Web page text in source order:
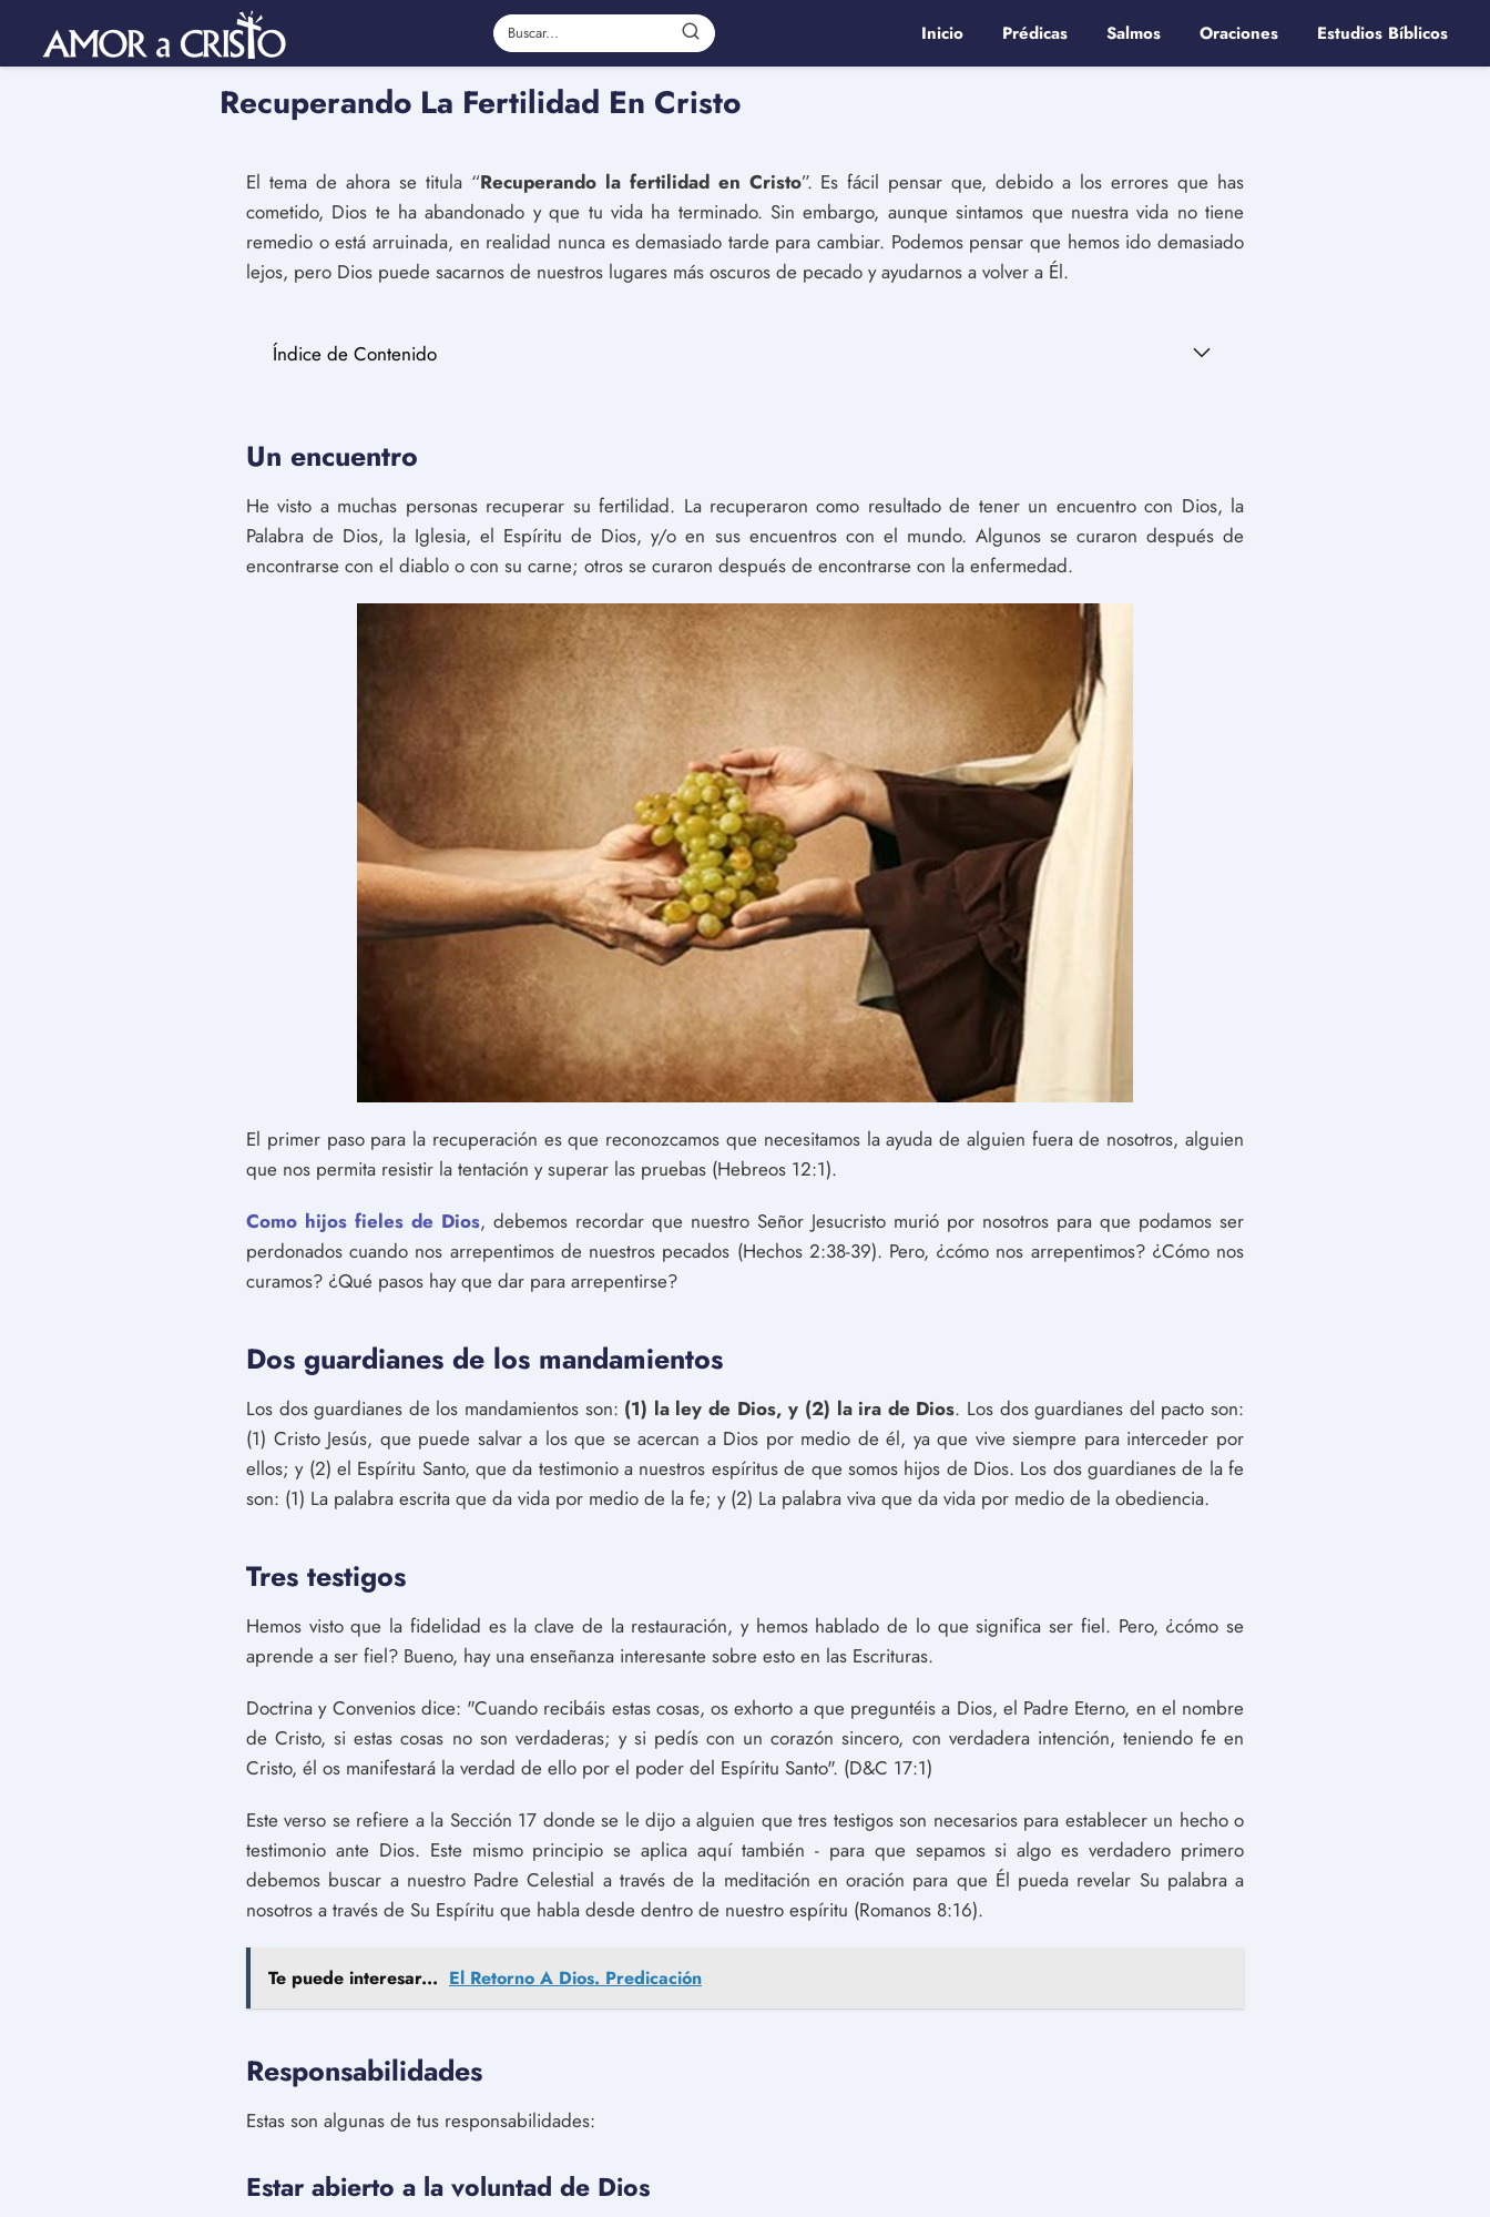
Inicio Prédicas Salmos Oraciones Estudios Bíblicos
Recuperando La Fertilidad En Cristo
El tema de ahora se titula “Recuperando la fertilidad en Cristo”. Es fácil pensar que, debido a los errores que has
cometido, Dios te ha abandonado y que tu vida ha terminado. Sin embargo, aunque sintamos que nuestra vida no tiene
remedio o está arruinada, en realidad nunca es demasiado tarde para cambiar. Podemos pensar que hemos ido demasiado
lejos, pero Dios puede sacarnos de nuestros lugares más oscuros de pecado y ayudarnos a volver a Él.
Índice de Contenido
Un encuentro
He visto a muchas personas recuperar su fertilidad. La recuperaron como resultado de tener un encuentro con Dios, la
Palabra de Dios, la Iglesia, el Espíritu de Dios, y/o en sus encuentros con el mundo. Algunos se curaron después de
encontrarse con el diablo o con su carne; otros se curaron después de encontrarse con la enfermedad.
El primer paso para la recuperación es que reconozcamos que necesitamos la ayuda de alguien fuera de nosotros, alguien
que nos permita resistir la tentación y superar las pruebas (Hebreos 12:1).
Como hijos fieles de Dios, debemos recordar que nuestro Señor Jesucristo murió por nosotros para que podamos ser
perdonados cuando nos arrepentimos de nuestros pecados (Hechos 2:38-39). Pero, ¿cómo nos arrepentimos? ¿Cómo nos
curamos? ¿Qué pasos hay que dar para arrepentirse?
Dos guardianes de los mandamientos
Los dos guardianes de los mandamientos son: (1) la ley de Dios, y (2) la ira de Dios. Los dos guardianes del pacto son:
(1) Cristo Jesús, que puede salvar a los que se acercan a Dios por medio de él, ya que vive siempre para interceder por
ellos; y (2) el Espíritu Santo, que da testimonio a nuestros espíritus de que somos hijos de Dios. Los dos guardianes de la fe
son: (1) La palabra escrita que da vida por medio de la fe; y (2) La palabra viva que da vida por medio de la obediencia.
Tres testigos
Hemos visto que la fidelidad es la clave de la restauración, y hemos hablado de lo que significa ser fiel. Pero, ¿cómo se
aprende a ser fiel? Bueno, hay una enseñanza interesante sobre esto en las Escrituras.
Doctrina y Convenios dice: "Cuando recibáis estas cosas, os exhorto a que preguntéis a Dios, el Padre Eterno, en el nombre
de Cristo, si estas cosas no son verdaderas; y si pedís con un corazón sincero, con verdadera intención, teniendo fe en
Cristo, él os manifestará la verdad de ello por el poder del Espíritu Santo". (D&C 17:1)
Este verso se refiere a la Sección 17 donde se le dijo a alguien que tres testigos son necesarios para establecer un hecho o
testimonio ante Dios. Este mismo principio se aplica aquí también - para que sepamos si algo es verdadero primero
debemos buscar a nuestro Padre Celestial a través de la meditación en oración para que Él pueda revelar Su palabra a
nosotros a través de Su Espíritu que habla desde dentro de nuestro espíritu (Romanos 8:16).
Te puede interesar... El Retorno A Dios. Predicación
Responsabilidades
Estas son algunas de tus responsabilidades:
Estar abierto a la voluntad de Dios